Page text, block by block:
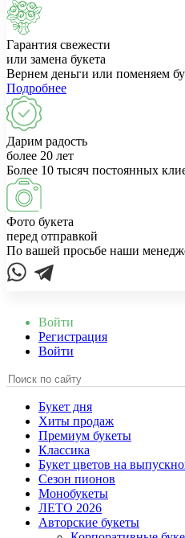
Гарантия свежести
или замена букета
Вернем деньги или поменяем
Подробнее
Дарим радость
более 20 лет
Более 10 тысяч постоянных
Фото букета
перед отправкой
По вашей просьбе наши
Войти
Регистрация
Войти
Букет дня
Хиты продаж
Премиум букеты
Классика
Букет цветов на
Сезон пионов
Монобукеты
ЛЕТО 2026
Авторские букеты